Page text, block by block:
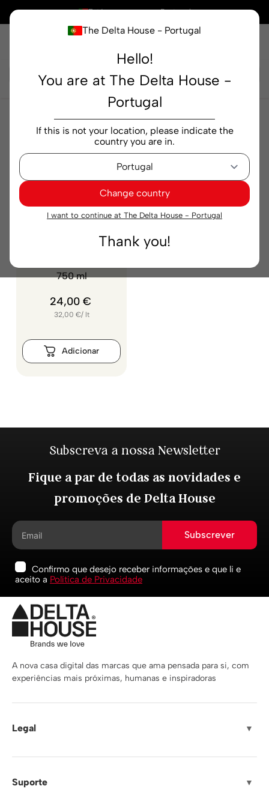
The Delta House - Portugal
Hello!
You are at The Delta House -
Portugal
If this is not your location, please indicate the
country you are in.
Change country
I want to continue at The Delta House - Portugal
Thank you!
× Está a comprar em Portugal
Vinho do Porto
Vinho do Porto
Filtrar
750 ml
24,00 €
32,00 €/ lt
Subscreva a nossa Newsletter
Fique a par de todas as novidades e
promoções de Delta House
Subscrever
Confirmo que desejo receber informações e que li e
aceito a Política de Privacidade
A nova casa digital das marcas que ama pensada para si, com
experiências mais próximas, humanas e inspiradoras
Legal ▼
Suporte ▼